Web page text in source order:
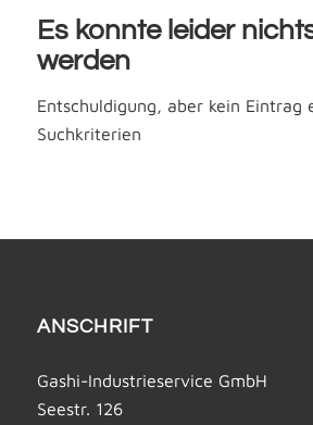
Es konnte leider
werden
Entschuldigung, aber kein Eintrag
Suchkriterien
ANSCHRIFT
Gashi-Industrieservice GmbH
Seestr. 126